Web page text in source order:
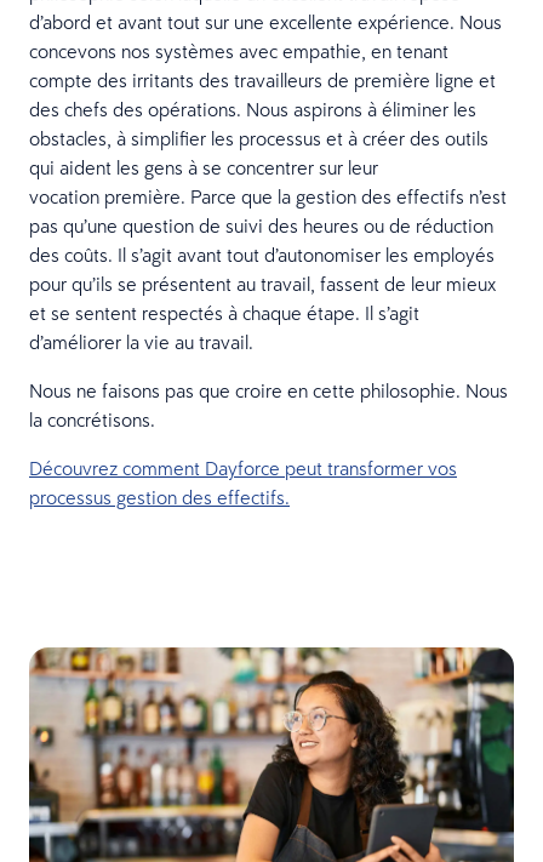
d’abord et avant tout sur une excellente expérience. Nous
concevons nos systèmes avec empathie, en tenant
compte des irritants des travailleurs de première ligne et
des chefs des opérations. Nous aspirons à éliminer les
obstacles, à simplifier les processus et à créer des outils
qui aident les gens à se concentrer sur leur
vocation première. Parce que la gestion des effectifs n’est
pas qu’une question de suivi des heures ou de réduction
des coûts. Il s’agit avant tout d’autonomiser les employés
pour qu’ils se présentent au travail, fassent de leur mieux
et se sentent respectés à chaque étape. Il s’agit
d’améliorer la vie au travail.
Nous ne faisons pas que croire en cette philosophie. Nous
la concrétisons.
Découvrez comment Dayforce peut transformer vos
processus gestion des effectifs.